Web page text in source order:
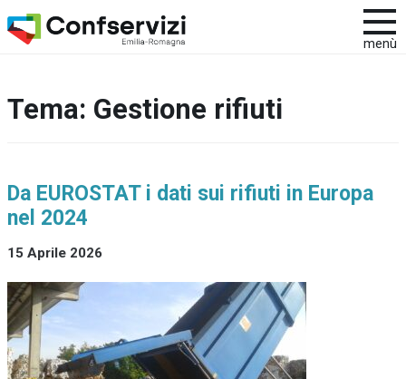
menù
Tema: Gestione rifiuti
Da EUROSTAT i dati sui rifiuti in Europa
nel 2024
15 Aprile 2026